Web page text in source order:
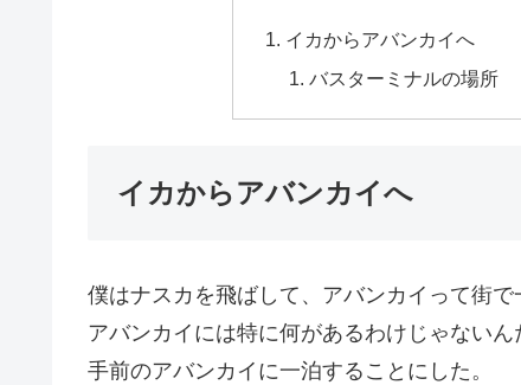
イカからアバンカイへ
バスターミナルの場所
イカからアバンカイへ
僕はナスカを飛ばして、アバンカイって街で
アバンカイには特に何があるわけじゃない
手前のアバンカイに一泊することにした。